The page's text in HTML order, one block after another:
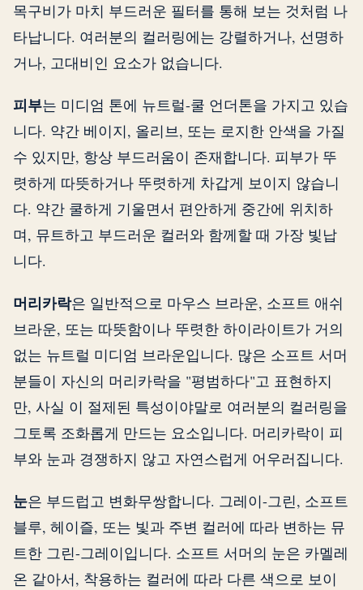
목구비가 마치 부드러운 필터를 통해 보는 것처럼 나
타납니다. 여러분의 컬러링에는 강렬하거나, 선명하
거나, 고대비인 요소가 없습니다.
피부는 미디엄 톤에 뉴트럴-쿨 언더톤을 가지고 있습
니다. 약간 베이지, 올리브, 또는 로지한 안색을 가질
수 있지만, 항상 부드러움이 존재합니다. 피부가 뚜
렷하게 따뜻하거나 뚜렷하게 차갑게 보이지 않습니
다. 약간 쿨하게 기울면서 편안하게 중간에 위치하
며, 뮤트하고 부드러운 컬러와 함께할 때 가장 빛납
니다.
머리카락은 일반적으로 마우스 브라운, 소프트 애쉬
브라운, 또는 따뜻함이나 뚜렷한 하이라이트가 거의
없는 뉴트럴 미디엄 브라운입니다. 많은 소프트 서머
분들이 자신의 머리카락을 "평범하다"고 표현하지
만, 사실 이 절제된 특성이야말로 여러분의 컬러링을
그토록 조화롭게 만드는 요소입니다. 머리카락이 피
부와 눈과 경쟁하지 않고 자연스럽게 어우러집니다.
눈은 부드럽고 변화무쌍합니다. 그레이-그린, 소프트
블루, 헤이즐, 또는 빛과 주변 컬러에 따라 변하는 뮤
트한 그린-그레이입니다. 소프트 서머의 눈은 카멜레
온 같아서, 착용하는 컬러에 따라 다른 색으로 보이